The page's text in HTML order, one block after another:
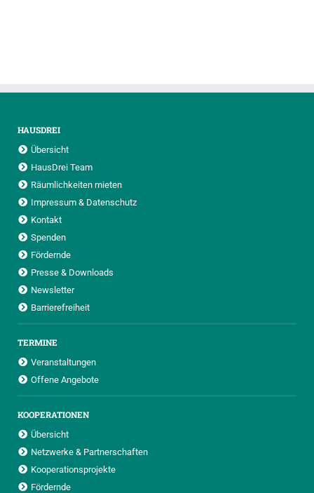
HAUSDREI
Übersicht
HausDrei Team
Räumlichkeiten mieten
Impressum & Datenschutz
Kontakt
Spenden
Fördernde
Presse & Downloads
Newsletter
Barrierefreiheit
TERMINE
Veranstaltungen
Offene Angebote
KOOPERATIONEN
Übersicht
Netzwerke & Partnerschaften
Kooperationsprojekte
Fördernde